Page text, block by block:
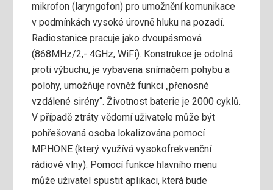
mikrofon (laryngofon) pro umožnění komunikace
v podmínkách vysoké úrovně hluku na pozadí.
Radiostanice pracuje jako dvoupásmová
(868MHz/2,- 4GHz, WiFi). Konstrukce je odolná
proti výbuchu, je vybavena snímačem pohybu a
polohy, umožňuje rovněž funkci „přenosné
vzdálené sirény“. Životnost baterie je 2000 cyklů.
V případě ztráty vědomí uživatele může být
pohřešovaná osoba lokalizována pomocí
MPHONE (který využívá vysokofrekvenční
rádiové vlny). Pomocí funkce hlavního menu
může uživatel spustit aplikaci, která bude